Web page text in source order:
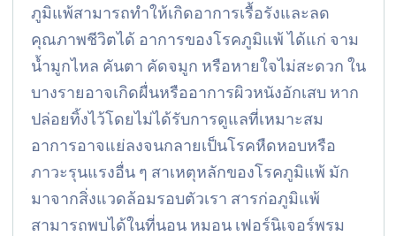
ภูมิแพ้สามารถทำให้เกิดอาการเรื้อรังและลด
คุณภาพชีวิตได้ อาการของโรคภูมิแพ้ ได้แก่ จาม
น้ำมูกไหล คันตา คัดจมูก หรือหายใจไม่สะดวก ใน
บางรายอาจเกิดผื่นหรืออาการผิวหนังอักเสบ หาก
ปล่อยทิ้งไว้โดยไม่ได้รับการดูแลที่เหมาะสม
อาการอาจแย่ลงจนกลายเป็นโรคหืดหอบหรือ
ภาวะรุนแรงอื่น ๆ สาเหตุหลักของโรคภูมิแพ้ มัก
มาจากสิ่งแวดล้อมรอบตัวเรา สารก่อภูมิแพ้
สามารถพบได้ในที่นอน หมอน เฟอร์นิเจอร์พรม